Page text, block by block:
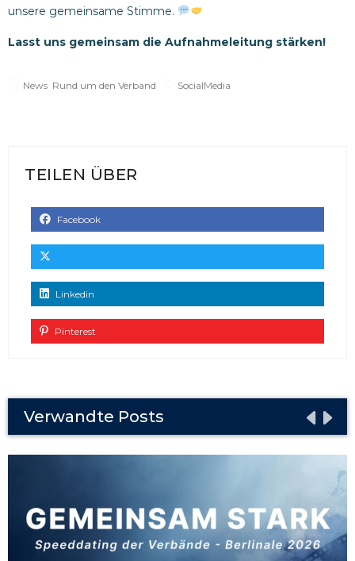
unsere gemeinsame Stimme.
Lasst uns gemeinsam die Aufnahmeleitung stärken!
News Rund um den Verband SocialMedia
TEILEN ÜBER
Facebook
Linkedin
Pinterest
Verwandte Posts